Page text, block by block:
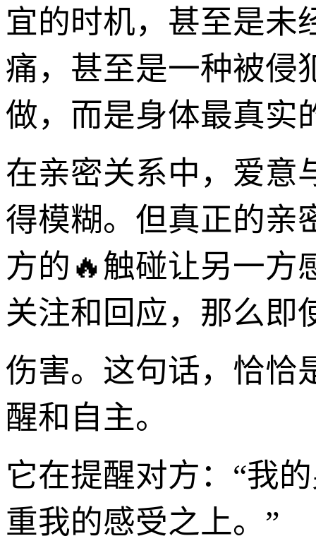
宜的时机，甚至是未
痛，甚至是一种被侵
做，而是身体最真实
在亲密关系中，爱意
得模糊。但真正的亲
方的🔥触碰让另一方
关注和回应，那么
伤害。这句话，恰恰
醒和自主。
它在提醒对方：“我
重我的感受之上。”